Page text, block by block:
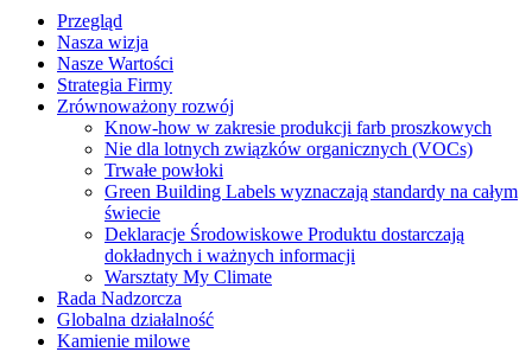
Przegląd
Nasza wizja
Nasze Wartości
Strategia Firmy
Zrównoważony rozwój
Know-how w zakresie produkcji farb proszkowych
Nie dla lotnych związków organicznych (VOCs)
Trwałe powłoki
Green Building Labels wyznaczają standardy na całym
świecie
Deklaracje Środowiskowe Produktu dostarczają
dokładnych i ważnych informacji
Warsztaty My Climate
Rada Nadzorcza
Globalna działalność
Kamienie milowe